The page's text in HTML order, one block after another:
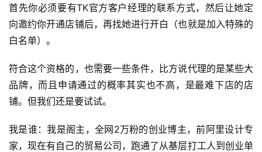
A
I
实
干
群
运
营
记
录
首先你必须要有TK官方客户经理的联系方式，然后让她定
向邀约你开通店铺后，再找她进行开白（也就是加入特殊的
白名单）。
符合这个资格的，也需要一些条件，比方说代理的是某些大
品牌，而且申请通过的概率其实也不高，是最难下店的店
铺。但我们还是要试试。
我是谁：我是阁主，全网2万粉的创业博主，前阿里设计专
家，现在有自己的贸易公司，跑通了从基层打工人到创业单